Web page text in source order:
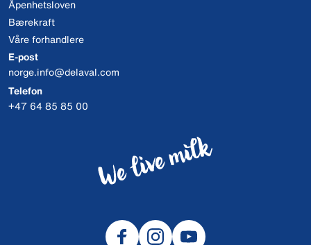
Åpenhetsloven
Bærekraft
Våre forhandlere
E-post
norge.info@delaval.com
Telefon
+47 64 85 85 00